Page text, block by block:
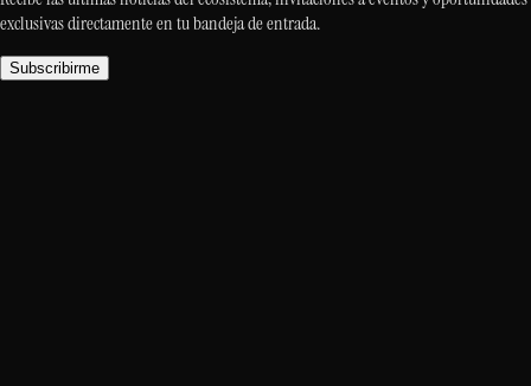
exclusivas directamente en tu bandeja de entrada.
Subscribirme